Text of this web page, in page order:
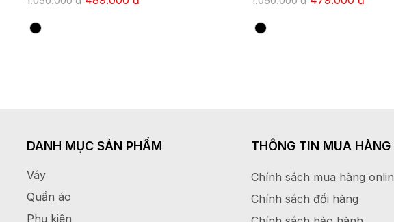
DANH MỤC SẢN PHẨM
Váy
Quần áo
Phụ kiện
THÔNG TIN MUA HÀNG
Chính sách mua hàng
Chính sách đổi hàng